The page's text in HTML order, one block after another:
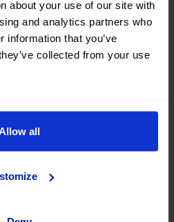
about your use of our site with
and analytics partners who
information that you’ve
collected from your use
Allow all
Milán
Catania